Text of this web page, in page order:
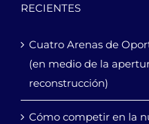
RECIENTES
Cuatro Arenas de
(en medio de la
reconstrucción)
Cómo competir en la